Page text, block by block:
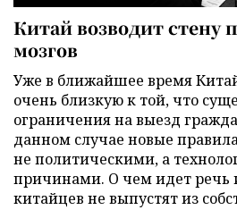
Китай возводит стену
мозгов
Уже в ближайшее время
очень близкую к той, что
ограничения на выезд
данном случае новые
не политическими, а
причинами. О чем идет речь
китайцев не выпустят из